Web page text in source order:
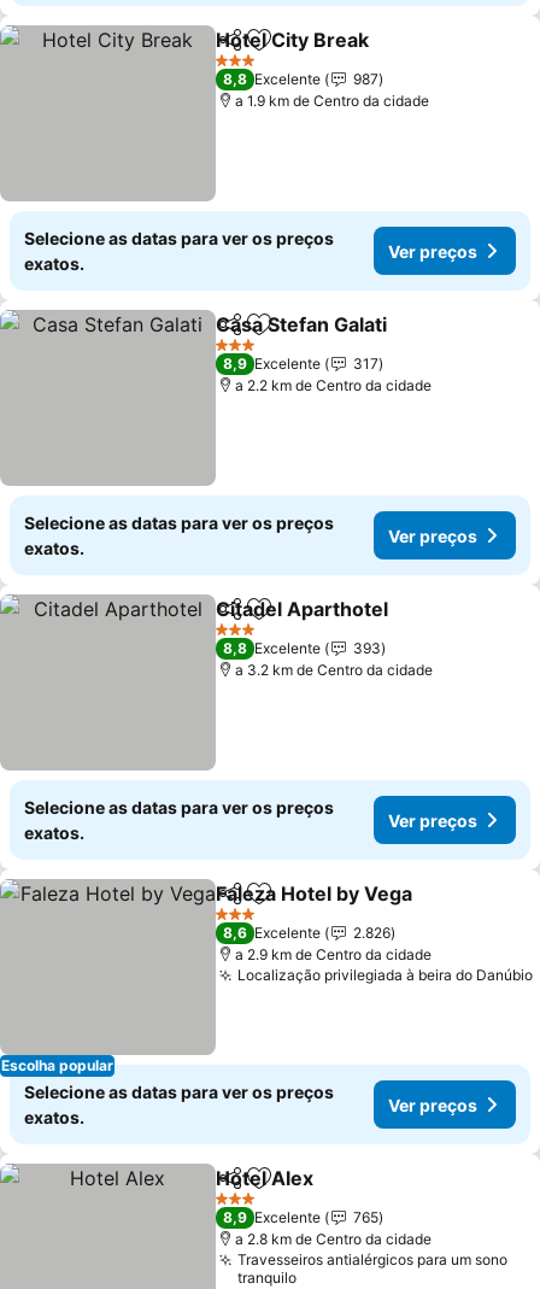
PartilharAdicionar aos favoritos
Hotel City Break
3 Estrelas
8,8 Excelente
987
a 1.9 km de Centro da cidade
Selecione as datas para ver os preços
exatos.
Ver preços
PartilharAdicionar aos favoritos
Casa Stefan Galati
3 Estrelas
8,9 Excelente
317
a 2.2 km de Centro da cidade
Selecione as datas para ver os preços
exatos.
Ver preços
PartilharAdicionar aos favoritos
Citadel Aparthotel
3 Estrelas
8,8 Excelente
393
a 3.2 km de Centro da cidade
Selecione as datas para ver os preços
exatos.
Ver preços
Escolha popular
PartilharAdicionar aos favoritos
Faleza Hotel by Vega
3 Estrelas
8,6 Excelente
2.826
a 2.9 km de Centro da cidade
Localização privilegiada à beira do Danúbio
Selecione as datas para ver os preços
exatos.
Ver preços
PartilharAdicionar aos favoritos
Hotel Alex
3 Estrelas
8,9 Excelente
765
a 2.8 km de Centro da cidade
Travesseiros antialérgicos para um sono
tranquilo